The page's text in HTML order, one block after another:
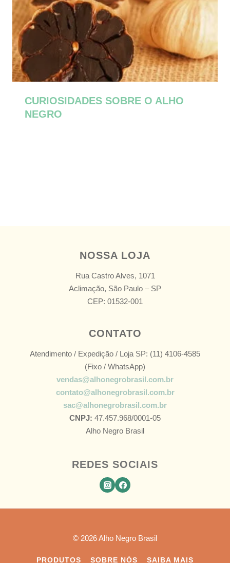
CURIOSIDADES SOBRE O ALHO
NEGRO
NOSSA LOJA
Rua Castro Alves, 1071
Aclimação, São Paulo – SP
CEP: 01532-001
CONTATO
Atendimento / Expedição / Loja SP: (11) 4106-4585
(Fixo / WhatsApp)
vendas@alhonegrobrasil.com.br
contato@alhonegrobrasil.com.br
sac@alhonegrobrasil.com.br
CNPJ: 47.457.968/0001-05
Alho Negro Brasil
REDES SOCIAIS
© 2026 Alho Negro Brasil
PRODUTOS SOBRE NÓS SAIBA MAIS